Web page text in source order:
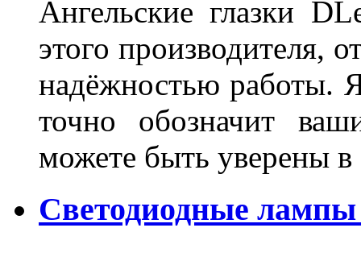
Ангельские глазки
этого производителя,
надёжностью работы.
точно обозначит
можете быть уверены
Светодиодные